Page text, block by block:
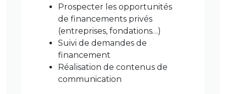
Prospecter les opportunités
de financements privés
(entreprises, fondations…)
Suivi de demandes de
financement
Réalisation de contenus de
communication